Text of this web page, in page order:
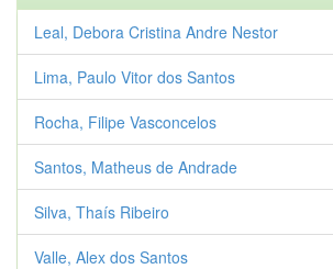
Leal, Debora Cristina Andre Nestor
Lima, Paulo Vitor dos Santos
Rocha, Filipe Vasconcelos
Santos, Matheus de Andrade
Silva, Thaís Ribeiro
Valle, Alex dos Santos